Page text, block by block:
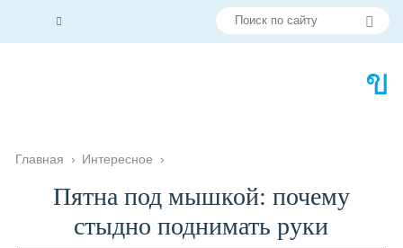
Главная › Интересное ›
Пятна под мышкой: почему
стыдно поднимать руки